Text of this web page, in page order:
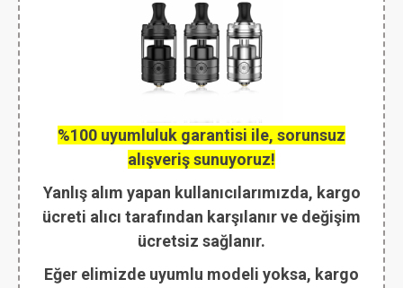
%100 uyumluluk garantisi ile, sorunsuz
alışveriş sunuyoruz!
Yanlış alım yapan kullanıcılarımızda, kargo
ücreti alıcı tarafından karşılanır ve değişim
ücretsiz sağlanır.
Eğer elimizde uyumlu modeli yoksa, kargo